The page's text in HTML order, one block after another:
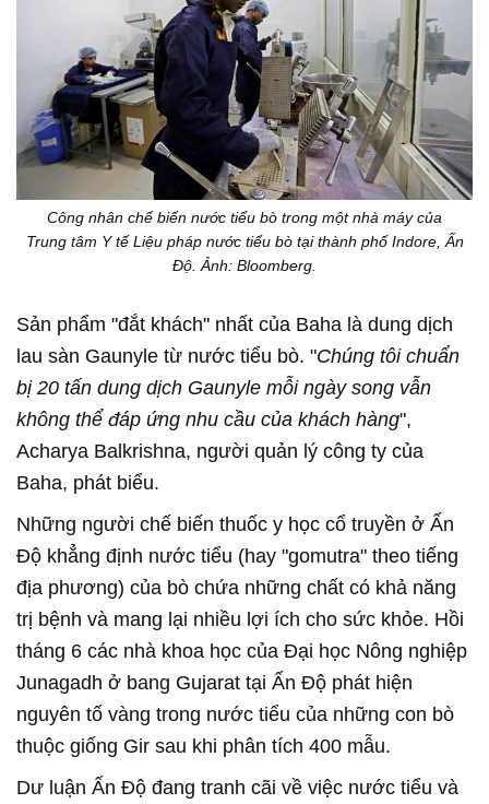
Công nhân chế biến nước tiểu bò trong một nhà máy của
Trung tâm Y tế Liệu pháp nước tiểu bò tại thành phố Indore, Ấn
Độ. Ảnh: Bloomberg.
Sản phẩm "đắt khách" nhất của Baha là dung dịch
lau sàn Gaunyle từ nước tiểu bò. "Chúng tôi chuẩn
bị 20 tấn dung dịch Gaunyle mỗi ngày song vẫn
không thể đáp ứng nhu cầu của khách hàng",
Acharya Balkrishna, người quản lý công ty của
Baha, phát biểu.
Những người chế biến thuốc y học cổ truyền ở Ấn
Độ khẳng định nước tiểu (hay "gomutra" theo tiếng
địa phương) của bò chứa những chất có khả năng
trị bệnh và mang lại nhiều lợi ích cho sức khỏe. Hồi
tháng 6 các nhà khoa học của Đại học Nông nghiệp
Junagadh ở bang Gujarat tại Ấn Độ phát hiện
nguyên tố vàng trong nước tiểu của những con bò
thuộc giống Gir sau khi phân tích 400 mẫu.
Dư luận Ấn Độ đang tranh cãi về việc nước tiểu và